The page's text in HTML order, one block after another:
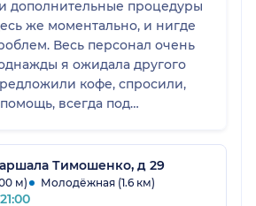
дополнительные процедуры
же моментально, и нигде
Весь персонал очень
я ожидала другого
кофе, спросили,
всегда под
посещаю это место и буду
туда.Тимошенко, д 29
м) Молодёжная (1.6 км)